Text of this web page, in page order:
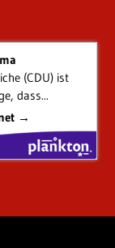
(CDU) ist
dass...
→